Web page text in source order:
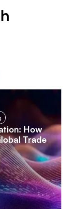
How
Trade